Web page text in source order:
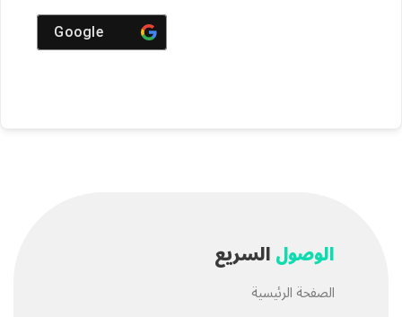
Google
الوصولالسريع
الصفحة الرئيسية